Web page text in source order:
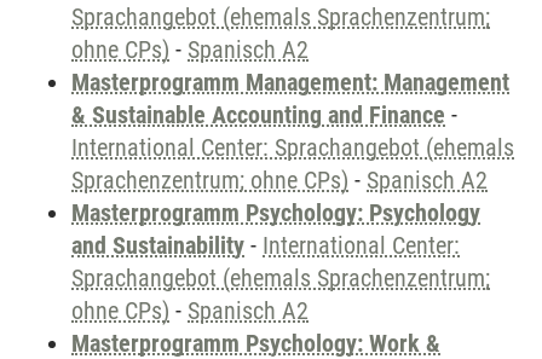
Sprachangebot (ehemals Sprachenzentrum;
ohne CPs) - Spanisch A2
Masterprogramm Management: Management
& Sustainable Accounting and Finance -
International Center: Sprachangebot (ehemals
Sprachenzentrum; ohne CPs) - Spanisch A2
Masterprogramm Psychology: Psychology
and Sustainability - International Center:
Sprachangebot (ehemals Sprachenzentrum;
ohne CPs) - Spanisch A2
Masterprogramm Psychology: Work &